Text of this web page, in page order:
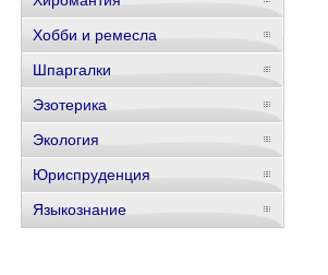
Хобби и ремесла
Шпаргалки
Эзотерика
Экология
Юриспруденция
Языкознание